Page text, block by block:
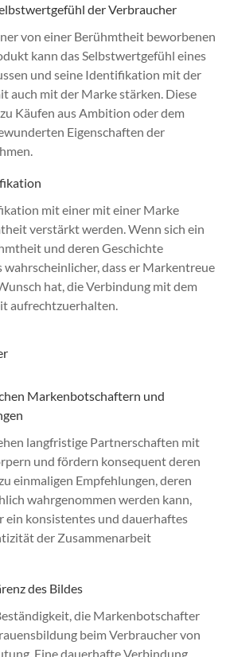
der Verbraucher
von einer Berühmtheit beworbenen
kann das Selbstwertgefühl eines
und seine Identifikation mit der
auch mit der Marke stärken. Diese
Käufen aus Ambition oder dem
Eigenschaften der
mit einer mit einer Marke
verstärkt werden. Wenn sich ein
und deren Geschichte
dass er Markentreue
hat, die Verbindung mit dem
aufrechtzuerhalten.
Markenbotschaftern und
langfristige Partnerschaften mit
und fördern konsequent deren
einmaligen Empfehlungen, deren
wahrgenommen werden kann,
ein konsistentes und dauerhaftes
der Zusammenarbeit
des Bildes
die Markenbotschafter
beim Verbraucher von
Eine dauerhafte Verbindung